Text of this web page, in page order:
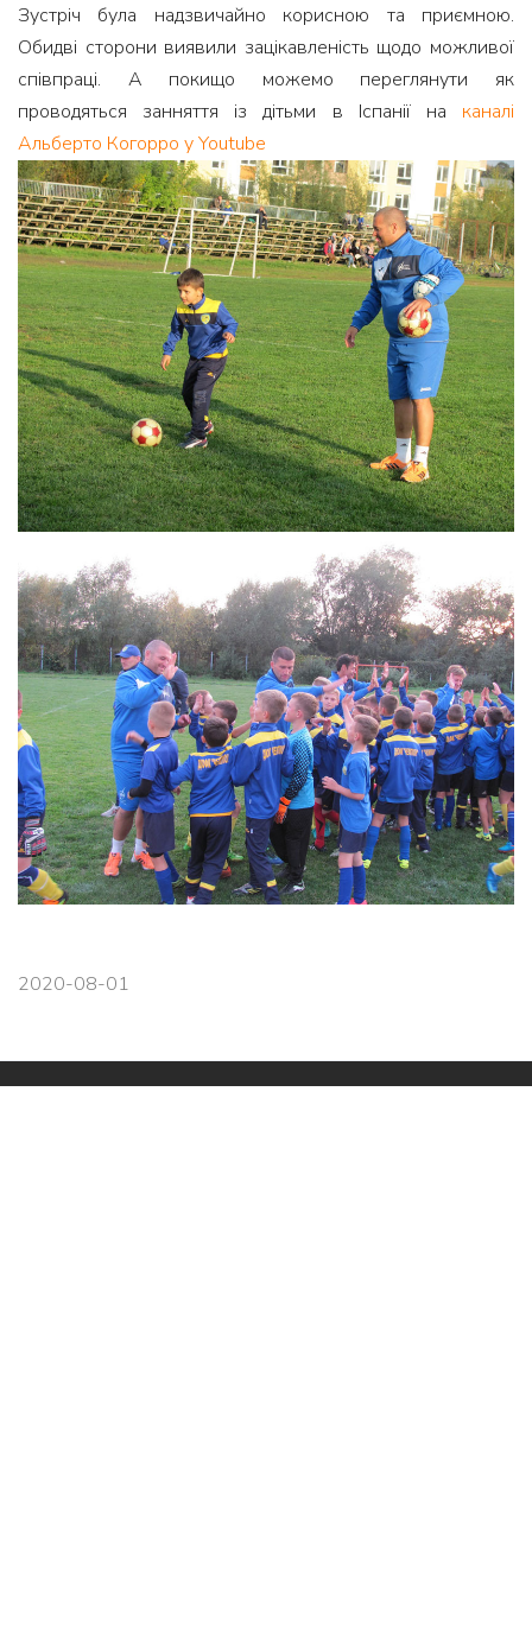
Зустріч була надзвичайно корисною та приємною.
Обидві сторони виявили зацікавленість щодо можливої
співпраці. А покищо можемо переглянути як
проводяться занняття із дітьми в Іспанії на каналі
Альберто Когорро у Youtube
2020-08-01